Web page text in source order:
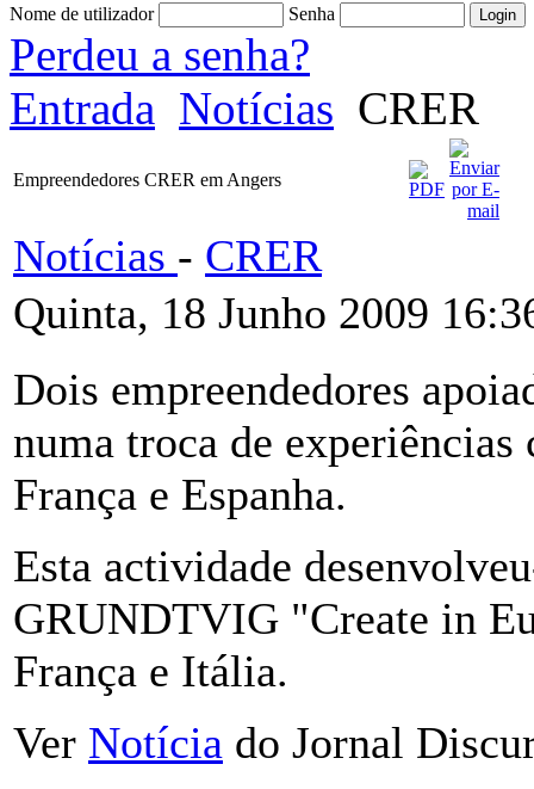
Nome de utilizador Senha
Perdeu a senha?
Entrada Notícias CRER
Empreendedores CRER em Angers
Notícias - CRER
Quinta, 18 Junho 2009
Dois empreendedores
numa troca de experiências
França e Espanha.
Esta actividade
GRUNDTVIG "Create in
França e Itália.
Ver Notícia do Jornal